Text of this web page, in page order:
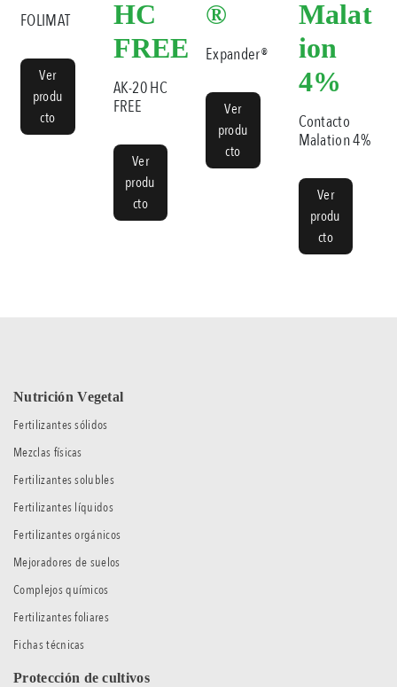
FOLIMAT
Ver
produ
cto
HC
FREE
AK-20 HC
FREE
Ver
produ
cto
®
Expander®
Ver
produ
cto
Malat
ion
4%
Contacto
Malation 4%
Ver
produ
cto
Nutrición Vegetal
Fertilizantes sólidos
Mezclas físicas
Fertilizantes solubles
Fertilizantes líquidos
Fertilizantes orgánicos
Mejoradores de suelos
Complejos químicos
Fertilizantes foliares
Fichas técnicas
Protección de cultivos